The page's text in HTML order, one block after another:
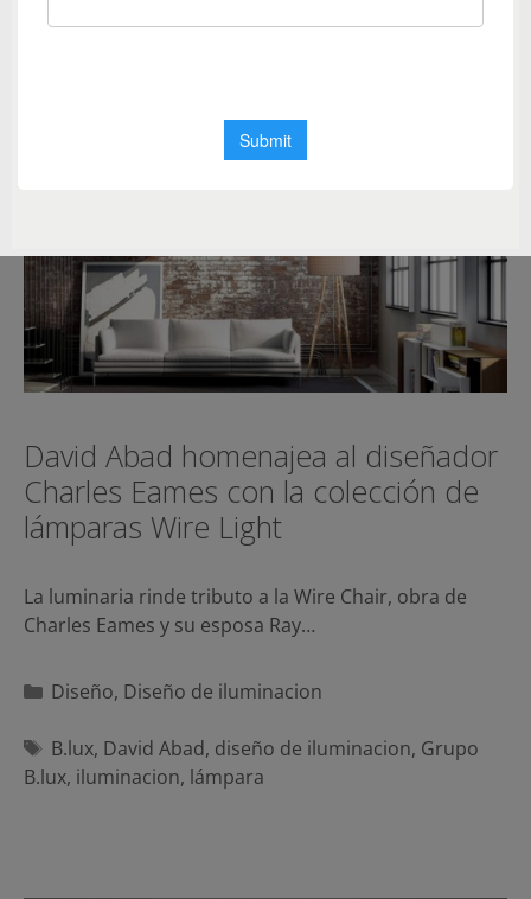
iluminacion,lámpara,Tim Brauns
David Abad homenajea al diseñador
Charles Eames con la colección de
lámparas Wire Light
La luminaria rinde tributo a la Wire Chair, obra de
Charles Eames y su esposa Ray…
Categorías
Diseño, Diseño de iluminacion
Etiquetas
B.lux, David Abad, diseño de iluminacion, Grupo
B.lux, iluminacion, lámpara